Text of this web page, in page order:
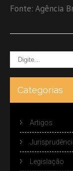
Fonte: Agência
Categorias
Artigos
Legislação